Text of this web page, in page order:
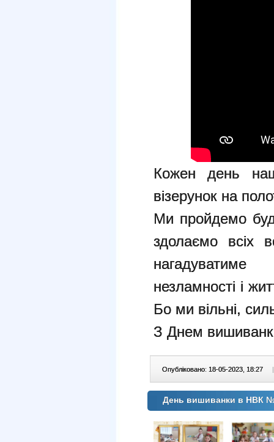
Кожен день
візерунок на
Ми пройдемо
здолаємо всіх
незламності і
Бо ми вільні,
З Днем
Опубліковано: 18-05-2023, 18:27 |
День вишиванки в НВК